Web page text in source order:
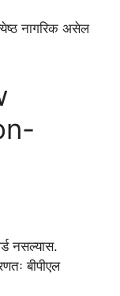
नागरिक असेल
नसल्यास.
बीपीएल